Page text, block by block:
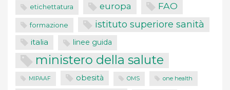
etichettatura europa FAO
formazione istituto superiore sanità
italia linee guida
ministero della salute
MIPAAF obesità OMS one health